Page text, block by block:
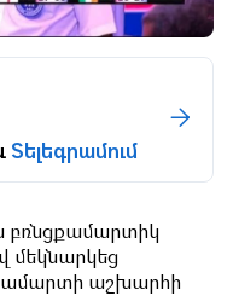
Տելեգրամում
բռնցքամարտիկ
մեկնարկեց
աշխարհի